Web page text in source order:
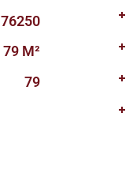
76250
79 M²
79